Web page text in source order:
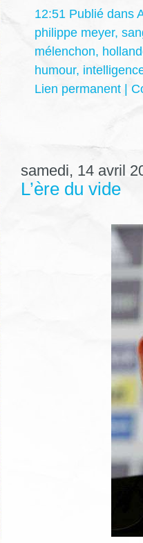
12:51 Publié dans
philippe meyer,
mélenchon,
humour,
Lien permanent
samedi, 14 avril
L’ère du vide